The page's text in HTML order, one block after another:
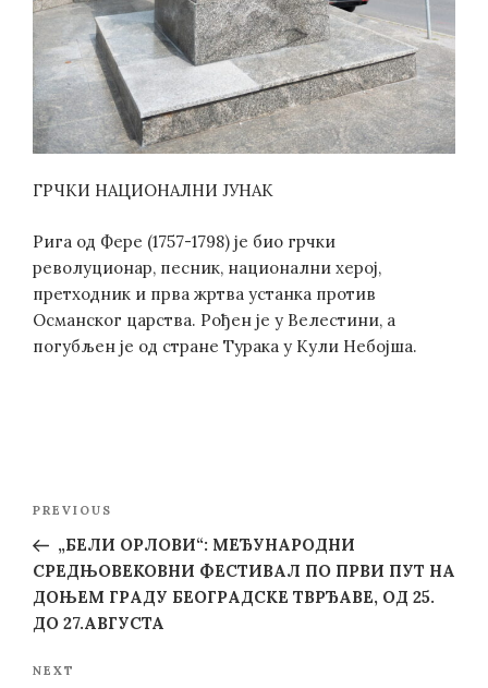
ГРЧКИ НАЦИОНАЛНИ ЈУНАК
Рига од Фере (1757-1798) је био грчки
револуционар, песник, национални херој,
претходник и прва жртва устанка против
Османског царства. Рођен је у Велестини, а
погубљен је од стране Турака у Кули Небојша.
Previous
Post
PREVIOUS
„БЕЛИ ОРЛОВИ“: МЕЂУНАРОДНИ
СРЕДЊОВЕКОВНИ ФЕСТИВАЛ ПО ПРВИ ПУТ НА
ДОЊЕМ ГРАДУ БЕОГРАДСКЕ ТВРЂАВЕ, ОД 25.
ДО 27.АВГУСТА
Next
NEXT